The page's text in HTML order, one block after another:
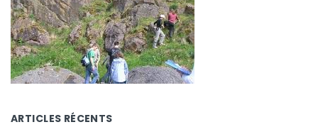
ARTICLES RÉCENTS